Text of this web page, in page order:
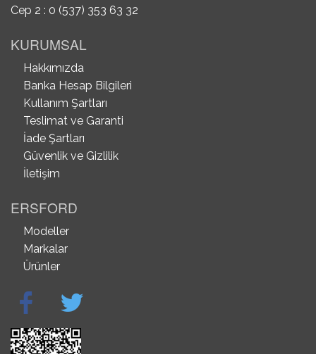
Cep 2 : 0 (537) 353 63 32
KURUMSAL
Hakkımızda
Banka Hesap Bilgileri
Kullanım Şartları
Teslimat ve Garanti
İade Şartları
Güvenlik ve Gizlilik
İletişim
ERSFORD
Modeller
Markalar
Ürünler